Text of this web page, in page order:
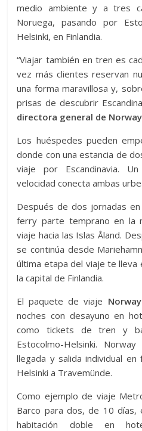
medio ambiente y a tres
Noruega, pasando por
Helsinki, en Finlandia.
“Viajar también en tren es
vez más clientes reservan
una forma maravillosa y,
prisas de descubrir
directora general de
Los huéspedes pueden
donde con una estancia de
viaje por Escandinavia.
velocidad conecta ambas
Después de dos jornadas en
ferry parte temprano en la
viaje hacia las Islas Åland.
se continúa desde
última etapa del viaje te
la capital de Finlandia.
El paquete de viaje
noches con desayuno en
como tickets de tren y
Estocolmo-Helsinki.
llegada y salida individual
Helsinki a Travemünde.
Como ejemplo de viaje
Barco para dos, de 10
habitación doble en